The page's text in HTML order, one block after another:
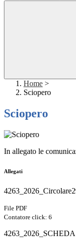
Home >
Sciopero
Sciopero
In allegato le
Allegati
File PDF
Contatore click: 6